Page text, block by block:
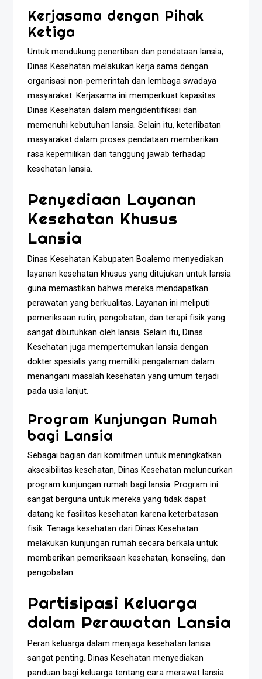
Kerjasama dengan Pihak
Ketiga
Untuk mendukung penertiban dan pendataan lansia,
Dinas Kesehatan melakukan kerja sama dengan
organisasi non-pemerintah dan lembaga swadaya
masyarakat. Kerjasama ini memperkuat kapasitas
Dinas Kesehatan dalam mengidentifikasi dan
memenuhi kebutuhan lansia. Selain itu, keterlibatan
masyarakat dalam proses pendataan memberikan
rasa kepemilikan dan tanggung jawab terhadap
kesehatan lansia.
Penyediaan Layanan
Kesehatan Khusus
Lansia
Dinas Kesehatan Kabupaten Boalemo menyediakan
layanan kesehatan khusus yang ditujukan untuk lansia
guna memastikan bahwa mereka mendapatkan
perawatan yang berkualitas. Layanan ini meliputi
pemeriksaan rutin, pengobatan, dan terapi fisik yang
sangat dibutuhkan oleh lansia. Selain itu, Dinas
Kesehatan juga mempertemukan lansia dengan
dokter spesialis yang memiliki pengalaman dalam
menangani masalah kesehatan yang umum terjadi
pada usia lanjut.
Program Kunjungan Rumah
bagi Lansia
Sebagai bagian dari komitmen untuk meningkatkan
aksesibilitas kesehatan, Dinas Kesehatan meluncurkan
program kunjungan rumah bagi lansia. Program ini
sangat berguna untuk mereka yang tidak dapat
datang ke fasilitas kesehatan karena keterbatasan
fisik. Tenaga kesehatan dari Dinas Kesehatan
melakukan kunjungan rumah secara berkala untuk
memberikan pemeriksaan kesehatan, konseling, dan
pengobatan.
Partisipasi Keluarga
dalam Perawatan Lansia
Peran keluarga dalam menjaga kesehatan lansia
sangat penting. Dinas Kesehatan menyediakan
panduan bagi keluarga tentang cara merawat lansia